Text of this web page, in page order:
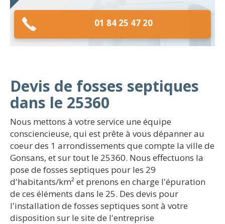
01 84 25 47 20
Devis de fosses septiques
dans le 25360
Nous mettons à votre service une équipe
consciencieuse, qui est prête à vous dépanner au
coeur des 1 arrondissements que compte la ville de
Gonsans, et sur tout le 25360. Nous effectuons la
pose de fosses septiques pour les 29
d'habitants/km² et prenons en charge l'épuration
de ces éléments dans le 25. Des devis pour
l'installation de fosses septiques sont à votre
disposition sur le site de l'entreprise